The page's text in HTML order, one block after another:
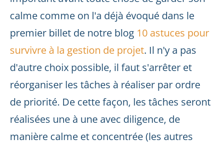
calme comme on l'a déjà évoqué dans le
premier billet de notre blog 10 astuces pour
survivre à la gestion de projet. Il n'y a pas
d'autre choix possible, il faut s'arrêter et
réorganiser les tâches à réaliser par ordre
de priorité. De cette façon, les tâches seront
réalisées une à une avec diligence, de
manière calme et concentrée (les autres